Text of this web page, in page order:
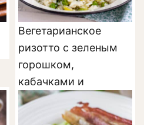
Вегетарианское
ризотто с зеленым
горошком,
кабачками и
шпинатом